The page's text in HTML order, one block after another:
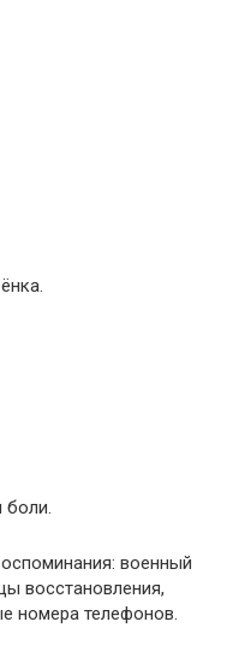
боли.
военный
восстановления,
номера телефонов.